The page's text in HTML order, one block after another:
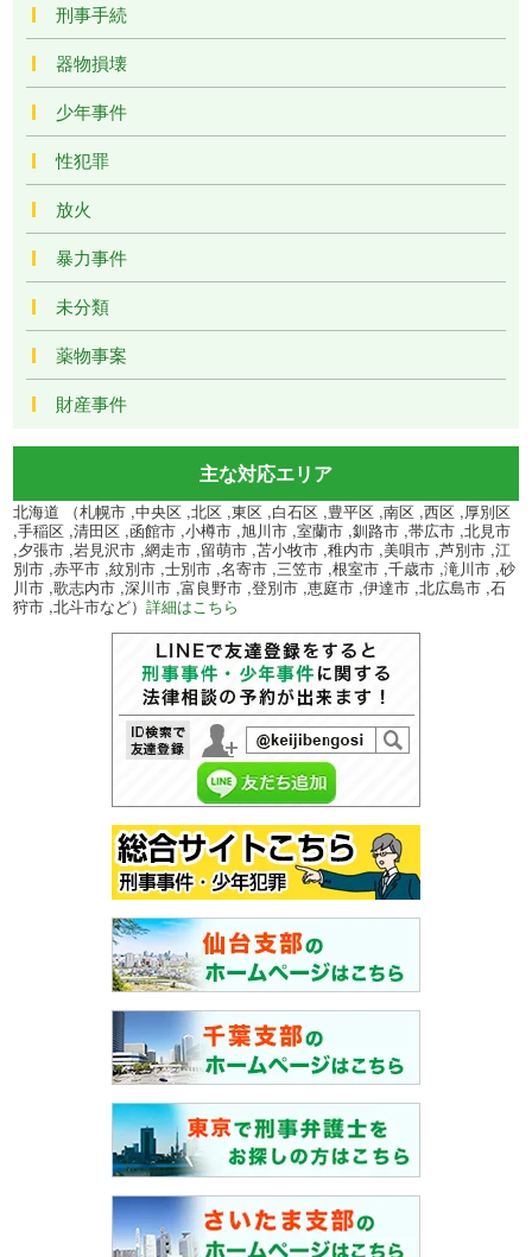
刑事手続
器物損壊
少年事件
性犯罪
放火
暴力事件
未分類
薬物事案
財産事件
主な対応エリア
北海道 （札幌市 ,中央区 ,北区 ,東区 ,白石区 ,豊平区 ,南区 ,西区 ,厚別区
,手稲区 ,清田区 ,函館市 ,小樽市 ,旭川市 ,室蘭市 ,釧路市 ,帯広市 ,北見市
,夕張市 ,岩見沢市 ,網走市 ,留萌市 ,苫小牧市 ,稚内市 ,美唄市 ,芦別市 ,江
別市 ,赤平市 ,紋別市 ,士別市 ,名寄市 ,三笠市 ,根室市 ,千歳市 ,滝川市 ,砂
川市 ,歌志内市 ,深川市 ,富良野市 ,登別市 ,恵庭市 ,伊達市 ,北広島市 ,石
狩市 ,北斗市など）詳細はこちら